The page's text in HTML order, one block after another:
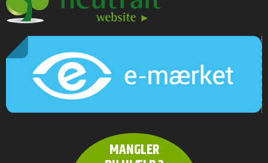
MANGLER